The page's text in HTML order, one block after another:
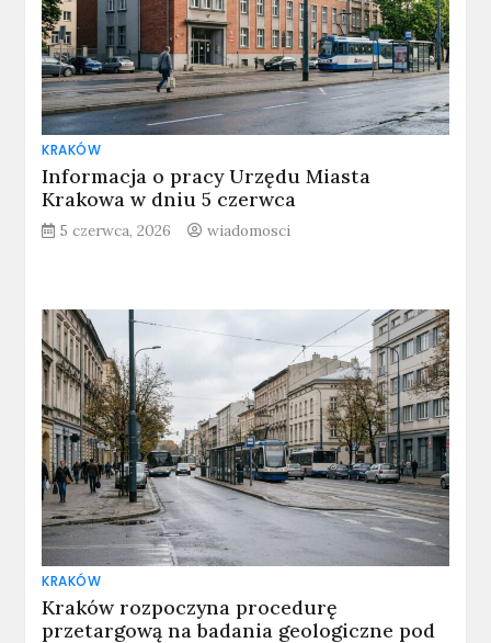
KRAKÓW
Informacja o pracy Urzędu Miasta
Krakowa w dniu 5 czerwca
5 czerwca, 2026 wiadomosci
KRAKÓW
Kraków rozpoczyna procedurę
przetargową na badania geologiczne pod